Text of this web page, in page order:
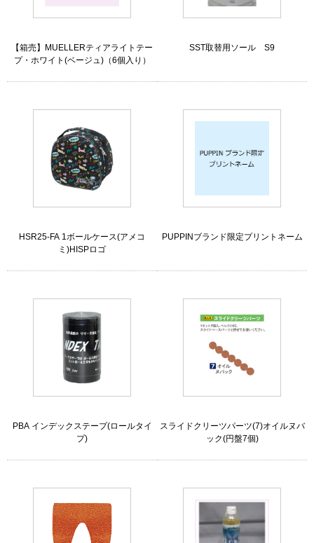
【箱売】MUELLERティアライトテー
プ・ホワイト(ベージュ)（6個入り）
SST取替用ソール S9
HSR25-FA 1ボールケース(アメコ
ミ)HISPロゴ
PUPPINブランド限定プリントネーム
PBA インデックステープ(ロールタイ
プ)
スライドクリーツパーツ(7)オイルヌバ
ック(円盤7個)